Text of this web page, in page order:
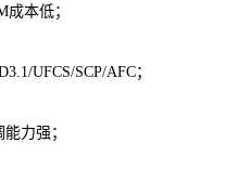
本低；
UFCS/SCP/AFC；
力强；